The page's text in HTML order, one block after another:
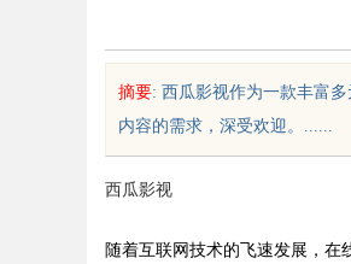
摘要: 西瓜影视作为一款丰富
内容的需求，深受欢迎。......
西瓜影视
随着互联网技术的飞速发展，
眼镜 上海配眼镜